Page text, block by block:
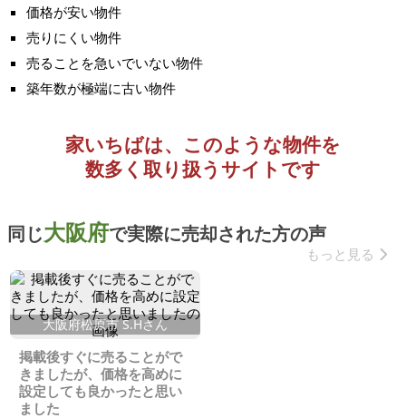
価格が安い物件
売りにくい物件
売ることを急いでいない物件
築年数が極端に古い物件
家いちばは、このような物件を
数多く取り扱うサイトです
同じ大阪府で実際に売却された方の声
もっと見る
大阪府松原市 S.Hさん
掲載後すぐに売ることがで
きましたが、価格を高めに
設定しても良かったと思い
ました